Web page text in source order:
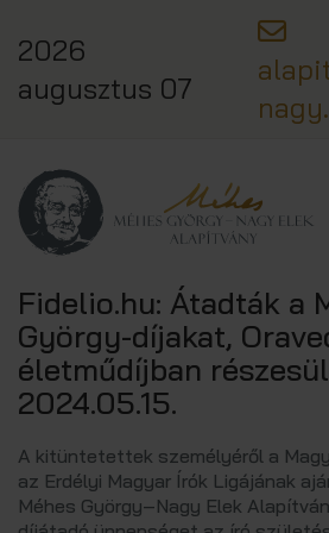
2026
augusztus 07
Fidelio.hu: Átadták a
György-díjakat,
életműdíjban
2024.05.15.
A kitüntetettek személyéről a
az Erdélyi Magyar Írók Ligájának
Méhes György–Nagy Elek